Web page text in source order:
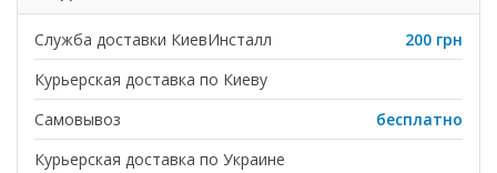
Служба доставки КиевИнсталл
200 грн
Курьерская доставка по Киеву
Самовывоз
бесплатно
Курьерская доставка по Украине